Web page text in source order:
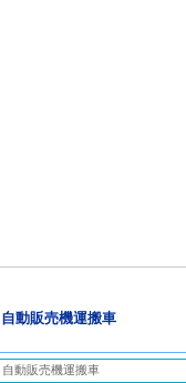
自動販売機運搬車
自動販売機運搬車